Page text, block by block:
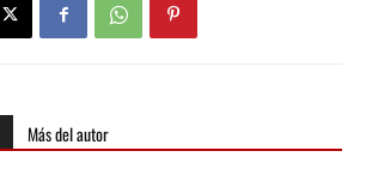
Más del autor